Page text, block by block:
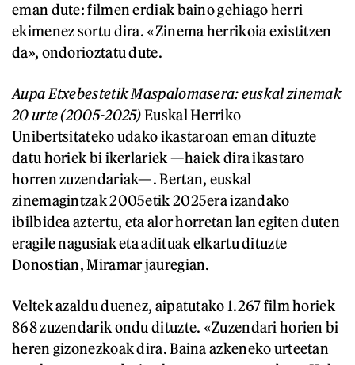
eman dute: filmen erdiak baino gehiago herri
ekimenez sortu dira. «Zinema herrikoia existitzen
da», ondorioztatu dute.
Aupa Etxebestetik Maspalomasera: euskal zinemak
20 urte (2005-2025)Euskal Herriko
Unibertsitateko udako ikastaroan eman dituzte
datu horiek bi ikerlariek —haiek dira ikastaro
horren zuzendariak—. Bertan, euskal
zinemagintzak 2005etik 2025era izandako
ibilbidea aztertu, eta alor horretan lan egiten duten
eragile nagusiak eta adituak elkartu dituzte
Donostian, Miramar jauregian.
Veltek azaldu duenez, aipatutako 1.267 film horiek
868 zuzendarik ondu dituzte. «Zuzendari horien bi
heren gizonezkoak dira. Baina azkeneko urteetan